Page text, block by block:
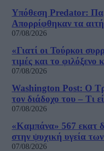
Υπόθεση Predator:
Απορρίφθηκαν τα
07/08/2026
«Γιατί οι Τούρκοι
τιμές και το φιλόξενο
07/08/2026
Washington Post: Ο
τον διάδοχο του – Τι
07/08/2026
«Καμπάνα» 567 εκατ
στην ψυχική υγεία
07/08/2026